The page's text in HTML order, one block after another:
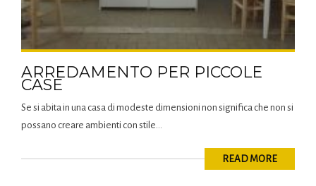
ARREDAMENTO PER PICCOLE
CASE
Se si abita in una casa di modeste dimensioni non significa che non si
possano creare ambienti con stile...
READ MORE